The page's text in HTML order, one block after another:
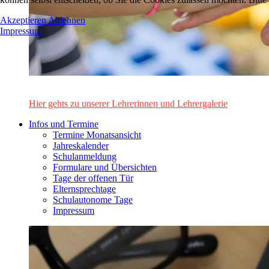
Hier gehts zu unserer Lehrerinnen und Lehrergalerie
Infos und Termine
Termine Monatsansicht
Jahreskalender
Schulanmeldung
Formulare und Übersichten
Tage der offenen Tür
Elternsprechtage
Schulautonome Tage
Impressum
AkzeptierenAblehnen
Impressum